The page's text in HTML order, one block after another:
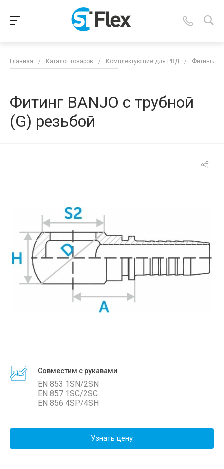
Главная / Каталог товаров / Комплектующие для РВД / Фитинги
Фитинг BANJO с трубной
(G) резьбой
Совместим с рукавами
EN 853 1SN/2SN
EN 857 1SC/2SС
EN 856 4SP/4SH
Узнать цену